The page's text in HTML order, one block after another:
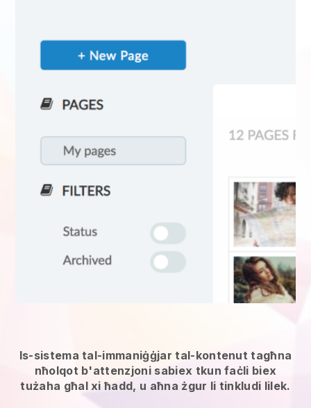
Is-sistema tal-immaniġġjar tal-kontenut tagħna
nħolqot b'attenzjoni sabiex tkun faċli biex
tużaha għal xi ħadd, u aħna żgur li tinkludi lilek.